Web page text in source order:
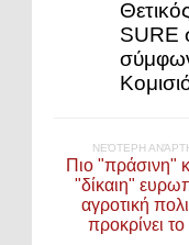
SURE
ΝΕΌΤΕΡΗ
Πιο "πράσινη"
"δίκαιη"
αγροτική
προκρίνει